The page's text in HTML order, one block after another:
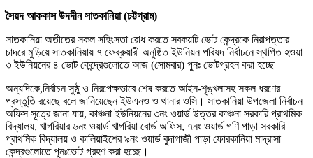
সৈয়দ আককাস উদদীন সাতকানিয়া (চট্টগ্রাম)
সাতকানিয়া অতীতের সকল সহিংসতা রোধ করতে সবকয়টি ভোট কেন্দ্রকে নিরাপত্তার
চাদরে মুড়িয়ে সাতকানিয়ায় ৭ ফেব্রুয়ারী অনুষ্ঠিত ইউনিয়ন পরিষদ নির্বাচনে স্থগিত হওয়া
৩ ইউনিয়নের ৪ ভোট কেন্দ্রেগুলোতে আজ (সোমবার) পুনঃ ভোটগ্রহন করা হচ্ছে
অন্যদিকে,নির্বাচন সুষ্ঠু ও নিরপেক্ষভাবে শেষ করতে আইন-শৃঙ্খলাসহ সকল ধরণের
প্রস্তুতি রয়েছে বলে জানিয়েছেন ইউএনও ও থানার ওসি। সাতকানিয়া উপজেলা নির্বাচন
অফিস সূত্রে জানা যায়, কাঞ্চনা ইউনিয়নের ৩নং ওয়ার্ড উত্তর কাঞ্চনা সরকারি প্রাথমিক
বিদ্যালয়, খাগরিয়ার ৬নং ওয়ার্ড খাগরিয়া বোর্ড অফিস, ৭নং ওয়ার্ড গণি পাড়া সরকারি
প্রাথমিক বিদ্যালয় ও কালিয়াইশের ৯নং ওয়ার্ড বুদাগাজী পাড়া ফোরকানিয়া মাদ্রাসা
কেন্দ্রগুলোতে পুনঃভোট গ্রহণ করা হচ্ছে।